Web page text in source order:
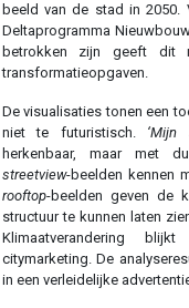
beeld van de stad in
Deltaprogramma
betrokken zijn geeft dit
transformatieopgaven.
De visualisaties tonen een
niet te futuristisch. ‘Mijn
herkenbaar, maar met
streetview-beelden kennen
rooftop-beelden geven de
structuur te kunnen laten
Klimaatverandering
citymarketing. De
in een verleidelijke